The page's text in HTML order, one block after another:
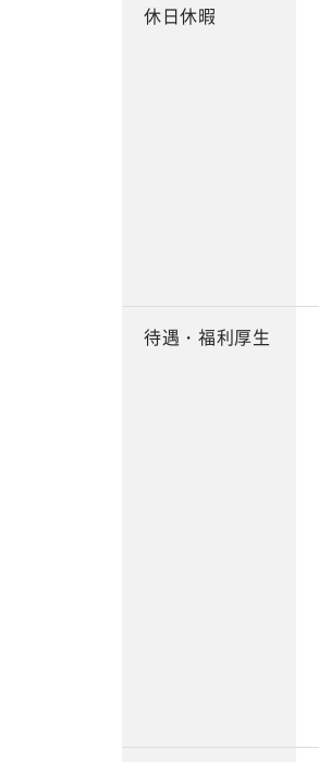
休日休暇
待遇・福利厚生